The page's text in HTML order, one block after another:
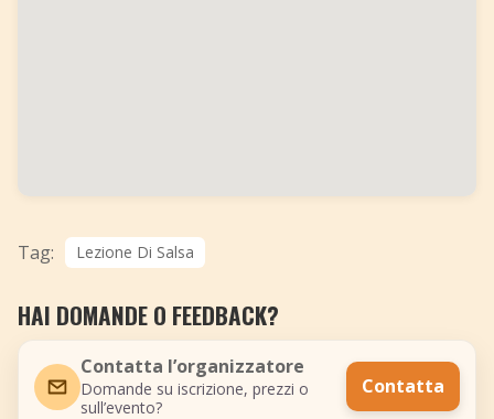
Tag: Lezione Di Salsa
HAI DOMANDE O FEEDBACK?
Contatta l’organizzatore
Domande su iscrizione, prezzi o
sull’evento?
Contatta